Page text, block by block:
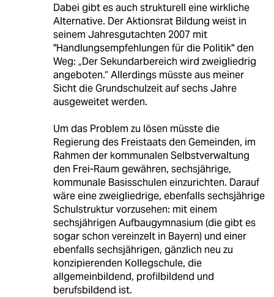
Dabei gibt es auch strukturell eine wirkliche
Alternative. Der Aktionsrat Bildung weist in
seinem Jahresgutachten 2007 mit
"Handlungsempfehlungen für die Politik" den
Weg: „Der Sekundarbereich wird zweigliedrig
angeboten.“ Allerdings müsste aus meiner
Sicht die Grundschulzeit auf sechs Jahre
ausgeweitet werden.
Um das Problem zu lösen müsste die
Regierung des Freistaats den Gemeinden, im
Rahmen der kommunalen Selbstverwaltung
den Frei-Raum gewähren, sechsjährige,
kommunale Basisschulen einzurichten. Darauf
wäre eine zweigliedrige, ebenfalls sechsjährige
Schulstruktur vorzusehen: mit einem
sechsjährigen Aufbaugymnasium (die gibt es
sogar schon vereinzelt in Bayern) und einer
ebenfalls sechsjährigen, gänzlich neu zu
konzipierenden Kollegschule, die
allgemeinbildend, profilbildend und
berufsbildend ist.